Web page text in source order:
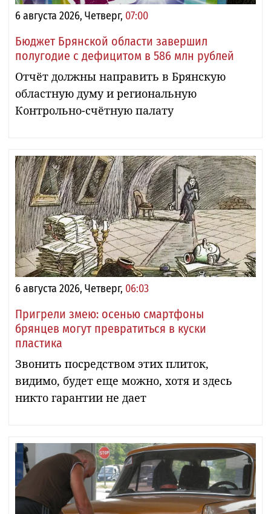
6 августа 2026, Четверг, 07:00
Бюджет Брянской области завершил
полугодие с дефицитом в 586 млн рублей
Отчёт должны направить в Брянскую
областную думу и региональную
Контрольно-счётную палату
6 августа 2026, Четверг, 06:03
Пригрели змею: осенью смартфоны
брянцев могут превратиться в куски
пластика
Звонить посредством этих плиток,
видимо, будет еще можно, хотя и здесь
никто гарантии не дает